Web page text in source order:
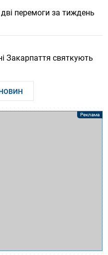
перемоги за тиждень
Закарпаття святкують